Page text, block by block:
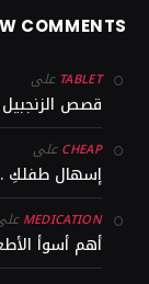
COMMENTS
TABLET على
قصص
CHEAPعلى
إسهال طفلكِ
MEDICATION
أهم أسوأ